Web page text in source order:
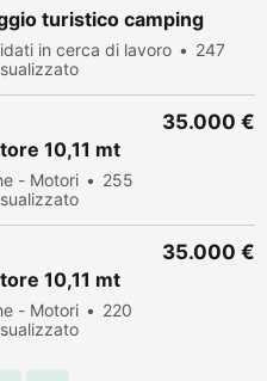
turistico camping
in cerca di lavoro
247
10,11 mt
- Motori
255
35.000 €
10,11 mt
- Motori
220
35.000 €